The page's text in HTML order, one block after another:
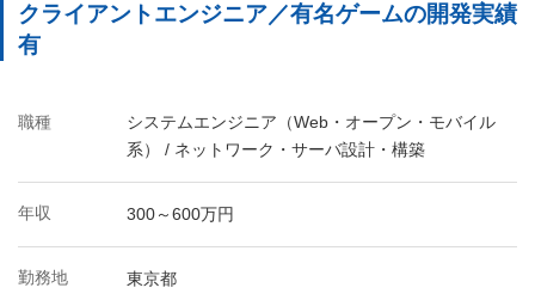
クライアントエンジニア／有名ゲームの開発実績
有
職種
システムエンジニア（Web・オープン・モバイル
系） / ネットワーク・サーバ設計・構築
年収 300～600万円
勤務地 東京都